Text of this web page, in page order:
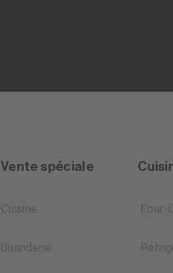
Vente spéciale
Cuisine
Buanderie
Four-